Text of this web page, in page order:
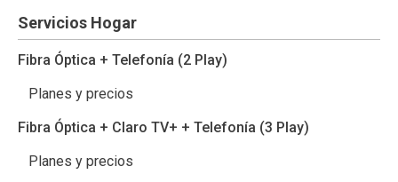
Servicios Hogar
Fibra Óptica + Telefonía (2 Play)
Planes y precios
Fibra Óptica + Claro TV+ + Telefonía (3 Play)
Planes y precios